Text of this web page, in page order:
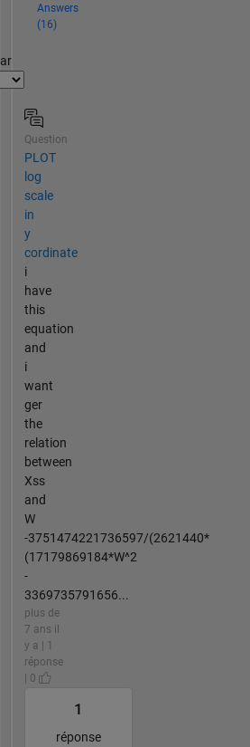
Answers
(16)
Question
PLOT
log
scale
in
y
cordinate
i
have
this
equation
and
i
want
ger
the
relation
between
Xss
and
W
-3751474221736597/(2621440*
(17179869184*W^2
-
3369735791656...
plus de
7 ans il
y a | 1
réponse
| 0
1
réponse